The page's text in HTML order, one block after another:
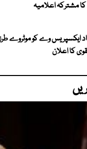
مشترکہ اعلامیہ
ایکسپریس وے کو موٹروے
کا اعلان